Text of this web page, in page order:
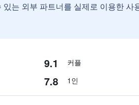
는 외부 파트너를 실제로 이용한
9.1 커플
7.8 1인